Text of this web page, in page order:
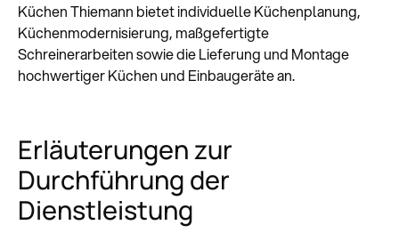
Küchen Thiemann bietet individuelle Küchenplanung,
Küchenmodernisierung, maßgefertigte
Schreinerarbeiten sowie die Lieferung und Montage
hochwertiger Küchen und Einbaugeräte an.
Erläuterungen zur
Durchführung der
Dienstleistung